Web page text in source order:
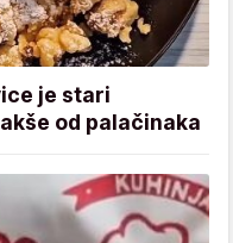
je stari
od palačinaka